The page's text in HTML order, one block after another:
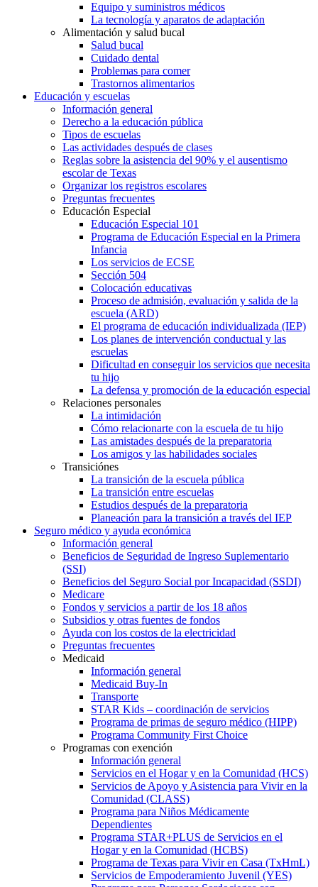
Equipo y suministros médicos
La tecnología y aparatos de adaptación
Alimentación y salud bucal
Salud bucal
Cuidado dental
Problemas para comer
Trastornos alimentarios
Educación y escuelas
Información general
Derecho a la educación pública
Tipos de escuelas
Las actividades después de clases
Reglas sobre la asistencia del 90% y el ausentismo
escolar de Texas
Organizar los registros escolares
Preguntas frecuentes
Educación Especial
Educación Especial 101
Programa de Educación Especial en la Primera
Infancia
Los servicios de ECSE
Sección 504
Colocación educativas
Proceso de admisión, evaluación y salida de la
escuela (ARD)
El programa de educación individualizada (IEP)
Los planes de intervención conductual y las
escuelas
Dificultad en conseguir los servicios que necesita
tu hijo
La defensa y promoción de la educación especial
Relaciones personales
La intimidación
Cómo relacionarte con la escuela de tu hijo
Las amistades después de la preparatoria
Los amigos y las habilidades sociales
Transiciónes
La transición de la escuela pública
La transición entre escuelas
Estudios después de la preparatoria
Planeación para la transición a través del IEP
Seguro médico y ayuda económica
Información general
Beneficios de Seguridad de Ingreso Suplementario
(SSI)
Beneficios del Seguro Social por Incapacidad (SSDI)
Medicare
Fondos y servicios a partir de los 18 años
Subsidios y otras fuentes de fondos
Ayuda con los costos de la electricidad
Preguntas frecuentes
Medicaid
Información general
Medicaid Buy-In
Transporte
STAR Kids – coordinación de servicios
Programa de primas de seguro médico (HIPP)
Programa Community First Choice
Programas con exención
Información general
Servicios en el Hogar y en la Comunidad (HCS)
Servicios de Apoyo y Asistencia para Vivir en la
Comunidad (CLASS)
Programa para Niños Médicamente
Dependientes
Programa STAR+PLUS de Servicios en el
Hogar y en la Comunidad (HCBS)
Programa de Texas para Vivir en Casa (TxHmL)
Servicios de Empoderamiento Juvenil (YES)